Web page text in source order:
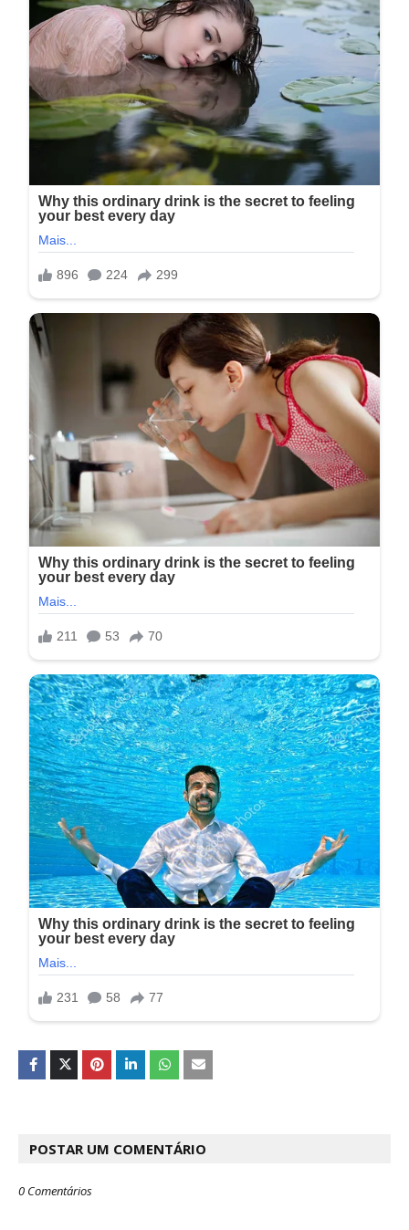
POSTAR UM COMENTÁRIO
0 Comentários